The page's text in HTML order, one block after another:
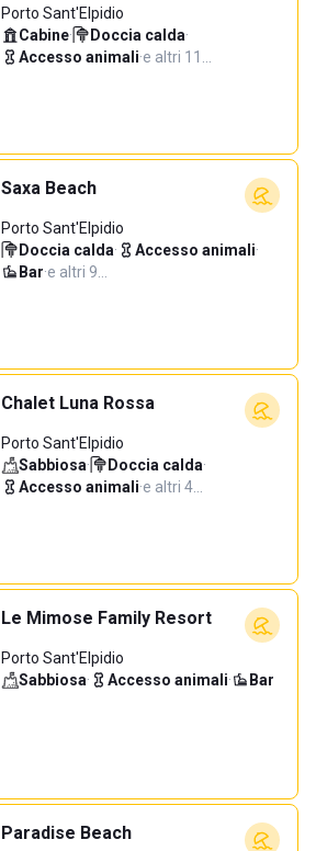
Porto Sant'Elpidio
Cabine· Doccia calda·
Accesso animali·e altri 11…
Saxa Beach
Porto Sant'Elpidio
Doccia calda· Accesso animali·
Bar·e altri 9…
Chalet Luna Rossa
Porto Sant'Elpidio
Sabbiosa· Doccia calda·
Accesso animali·e altri 4…
Le Mimose Family Resort
Porto Sant'Elpidio
Sabbiosa· Accesso animali· Bar
Paradise Beach